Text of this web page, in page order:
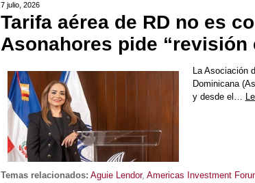
7 julio, 2026
Tarifa aérea de RD no es
Asonahores pide “revisión
La Asociación
Dominicana
y desde el…
Temas relacionados: Aguie Lendor, Americas Investment